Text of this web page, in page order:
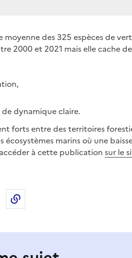
moyenne des 325 espèces de
2000 et 2021 mais elle cache
dynamique claire.
forts entre des territoires
écosystèmes marins où une
à cette publication sur le
sur LinkedIn
Partager par emailCopier le lien de la page